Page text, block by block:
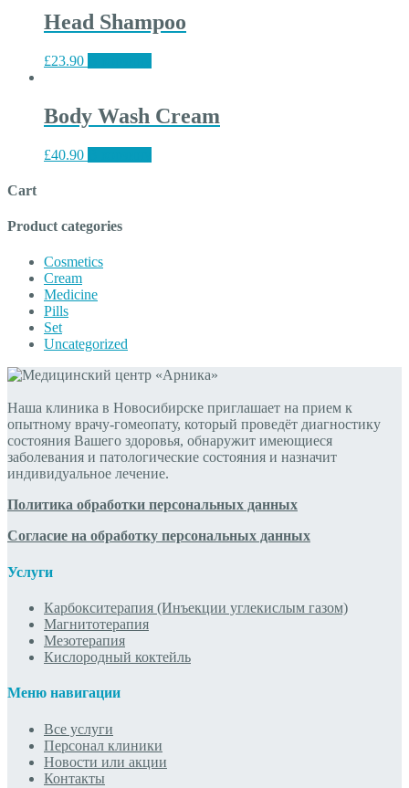
Head Shampoo
£23.90
Body Wash Cream
£40.90
Cart
Product categories
Cosmetics
Cream
Medicine
Pills
Set
Uncategorized
Наша клиника в Новосибирске приглашает на прием к
опытному врачу-гомеопату, который проведёт диагностику
состояния Вашего здоровья, обнаружит имеющиеся
заболевания и патологические состояния и назначит
индивидуальное лечение.
Политика обработки персональных данных
Согласие на обработку персональных данных
Услуги
Карбокситерапия (Инъекции углекислым газом)
Магнитотерапия
Мезотерапия
Кислородный коктейль
Меню навигации
Все услуги
Персонал клиники
Новости или акции
Контакты